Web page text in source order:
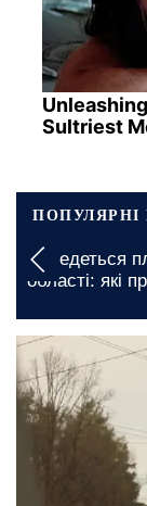
Sultriest
Доведеться
області: які
сьогодні, 15:00